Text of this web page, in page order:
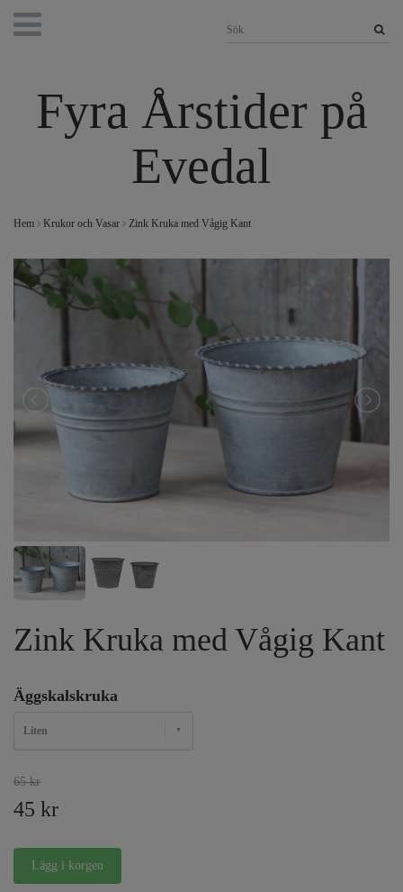
Fyra Årstider på
Evedal
Hem Krukor och Vasar Zink Kruka med Vågig Kant
Zink Kruka med Vågig Kant
Äggskalskruka
Liten
65 kr
45 kr